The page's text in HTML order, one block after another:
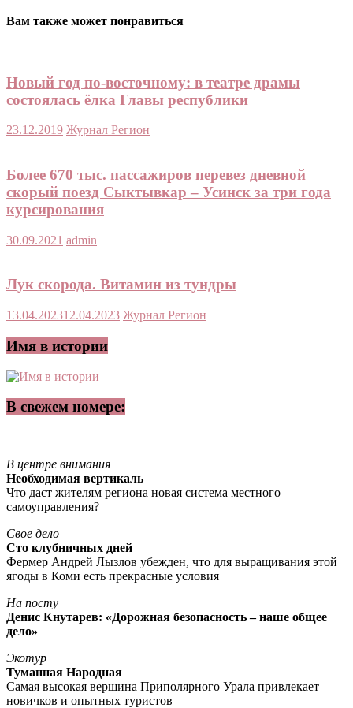
Вам также может понравиться
Новый год по-восточному: в театре драмы
состоялась ёлка Главы республики
23.12.2019 Журнал Регион
Более 670 тыс. пассажиров перевез дневной
скорый поезд Сыктывкар – Усинск за три года
курсирования
30.09.2021 admin
Лук скорода. Витамин из тундры
13.04.202312.04.2023 Журнал Регион
Имя в истории
В свежем номере:
В центре внимания
Необходимая вертикаль
Что даст жителям региона новая система местного
самоуправления?
Свое дело
Сто клубничных дней
Фермер Андрей Лызлов убежден, что для выращивания этой
ягоды в Коми есть прекрасные условия
На посту
Денис Кнутарев: «Дорожная безопасность – наше общее
дело»
Экотур
Туманная Народная
Самая высокая вершина Приполярного Урала привлекает
новичков и опытных туристов